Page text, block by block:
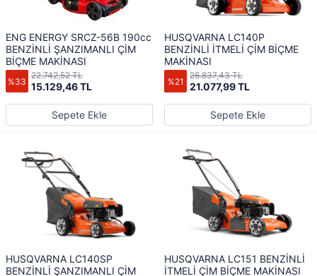
ENG ENERGY SRCZ-56B 190cc
BENZİNLİ ŞANZIMANLI ÇİM
BİÇME MAKİNASI
%33 15.129,46 TL
22.742,52 TL
Sepete Ekle
HUSQVARNA LC140P
BENZİNLİ İTMELİ ÇİM BİÇME
MAKİNASI
%21 21.077,99 TL
26.837,43 TL
Sepete Ekle
HUSQVARNA LC140SP
BENZİNLİ ŞANZIMANLI ÇİM
HUSQVARNA LC151 BENZİNLİ
İTMELİ ÇİM BİÇME MAKİNASI